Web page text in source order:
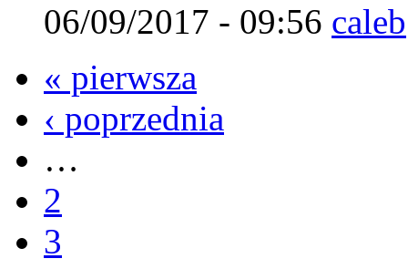
06/09/2017 - 09:56 caleb
« pierwsza
‹ poprzednia
…
2
3